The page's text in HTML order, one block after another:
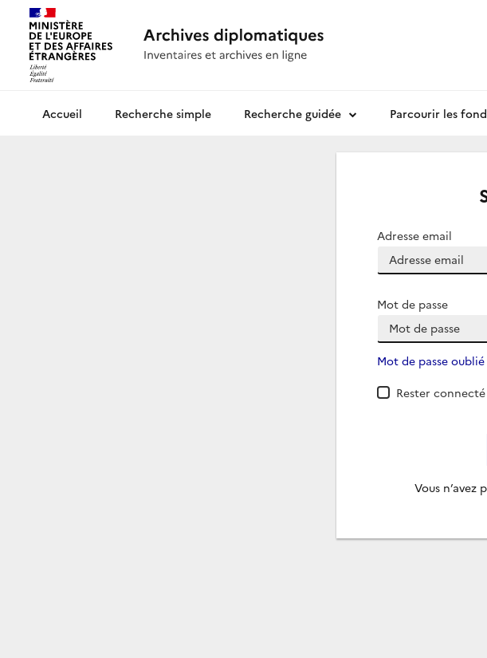
Archives diplomatiquesRecherche simple Recherche guidée Parcourir les
Adresse email
Mot de passe
Mot de passe oublié
Rester connecté
Vous n’avez